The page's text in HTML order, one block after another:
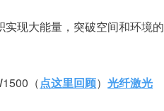
现大能量，突破空间和环境的
（点这里回顾）光纤激光